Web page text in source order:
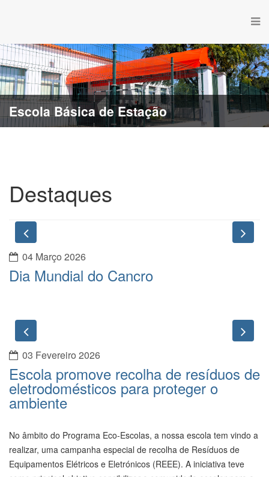
Escola Básica de Estação
Destaques
Previous
04 Março 2026
Dia Mundial do Cancro
Previous
03 Fevereiro 2026
Escola promove recolha de resíduos de
eletrodomésticos para proteger o
ambiente
No âmbito do Programa Eco-Escolas, a nossa escola tem vindo a
realizar, uma campanha especial de recolha de Resíduos de
Equipamentos Elétricos e Eletrónicos (REEE). A iniciativa teve